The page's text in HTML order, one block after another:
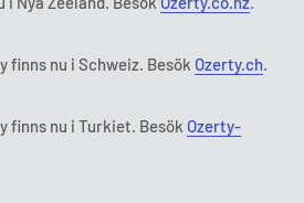
finns nu i Schweiz. Besök Ozerty.ch.
finns nu i Turkiet. Besök Ozerty-